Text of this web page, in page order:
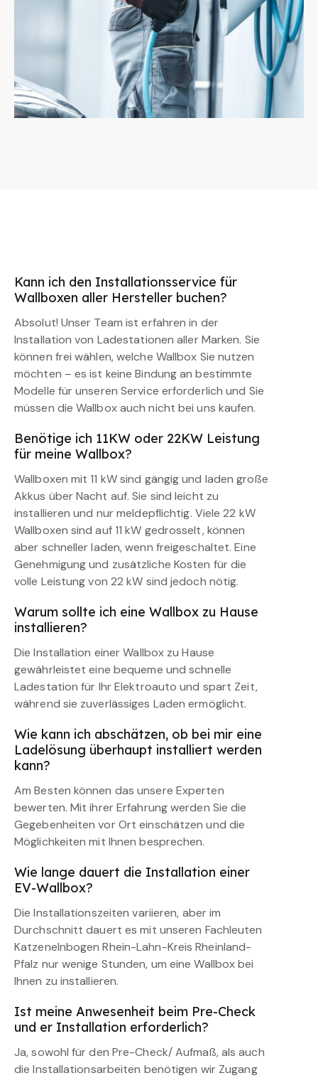
Kann ich den Installationsservice für
Wallboxen aller Hersteller buchen?
Absolut! Unser Team ist erfahren in der
Installation von Ladestationen aller Marken. Sie
können frei wählen, welche Wallbox Sie nutzen
möchten – es ist keine Bindung an bestimmte
Modelle für unseren Service erforderlich und Sie
müssen die Wallbox auch nicht bei uns kaufen.
Benötige ich 11KW oder 22KW Leistung
für meine Wallbox?
Wallboxen mit 11 kW sind gängig und laden große
Akkus über Nacht auf. Sie sind leicht zu
installieren und nur meldepflichtig. Viele 22 kW
Wallboxen sind auf 11 kW gedrosselt, können
aber schneller laden, wenn freigeschaltet. Eine
Genehmigung und zusätzliche Kosten für die
volle Leistung von 22 kW sind jedoch nötig.
Warum sollte ich eine Wallbox zu Hause
installieren?
Die Installation einer Wallbox zu Hause
gewährleistet eine bequeme und schnelle
Ladestation für Ihr Elektroauto und spart Zeit,
während sie zuverlässiges Laden ermöglicht.
Wie kann ich abschätzen, ob bei mir eine
Ladelösung überhaupt installiert werden
kann?
Am Besten können das unsere Experten
bewerten. Mit ihrer Erfahrung werden Sie die
Gegebenheiten vor Ort einschätzen und die
Möglichkeiten mit Ihnen besprechen.
Wie lange dauert die Installation einer
EV-Wallbox?
Die Installationszeiten variieren, aber im
Durchschnitt dauert es mit unseren Fachleuten
Katzenelnbogen Rhein-Lahn-Kreis Rheinland-
Pfalz nur wenige Stunden, um eine Wallbox bei
Ihnen zu installieren.
Ist meine Anwesenheit beim Pre-Check
und er Installation erforderlich?
Ja, sowohl für den Pre-Check/ Aufmaß, als auch
die Installationsarbeiten benötigen wir Zugang